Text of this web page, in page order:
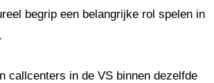
begrip een belangrijke rol spelen in
callcenters in de VS binnen dezelfde